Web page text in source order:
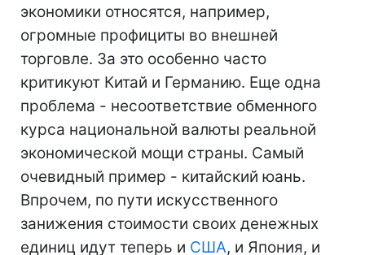
экономики относятся, например,
огромные профициты во внешней
торговле. За это особенно часто
критикуют Китай и Германию. Еще одна
проблема - несоответствие обменного
курса национальной валюты реальной
экономической мощи страны. Самый
очевидный пример - китайский юань.
Впрочем, по пути искусственного
занижения стоимости своих денежных
единиц идут теперь и США, и Япония, и